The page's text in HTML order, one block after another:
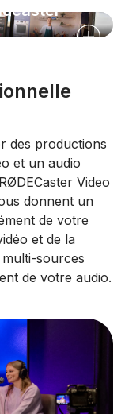
des productions
et un audio
Video
donnent un
de votre
et de la
sources
de votre audio.